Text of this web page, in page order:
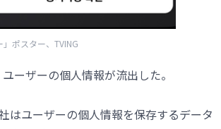
ポスター、TVING
ーザーの個人情報が流出した。
はユーザーの個人情報を保存するデータ